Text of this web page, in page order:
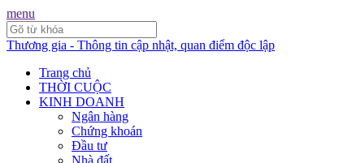
menu
Thương gia - Thông tin cập nhật, quan điểm độc lập
Trang chủ
THỜI CUỘC
KINH DOANH
Ngân hàng
Chứng khoán
Đầu tư
Nhà đất